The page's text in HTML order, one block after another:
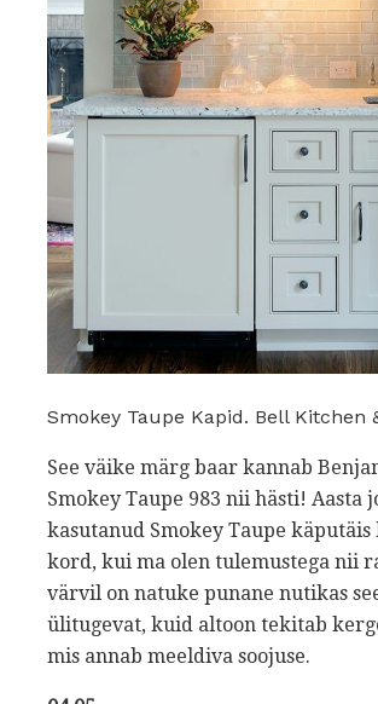
Smokey Taupe Kapid. Bell Kitchen
See väike märg baar kannab
Smokey Taupe 983 nii hästi! Aasta
kasutanud Smokey Taupe käputäis
kord, kui ma olen tulemustega nii
värvil on natuke punane nutikas
ülitugevat, kuid altoon tekitab
mis annab meeldiva soojuse.